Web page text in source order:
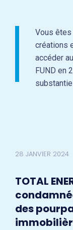
Vous
créations
accéder
FUND en
TOTAL
des
28 JANVIER 2024